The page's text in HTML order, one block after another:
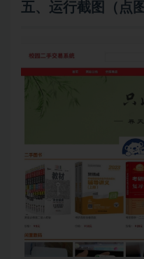
五、 运行截图（点